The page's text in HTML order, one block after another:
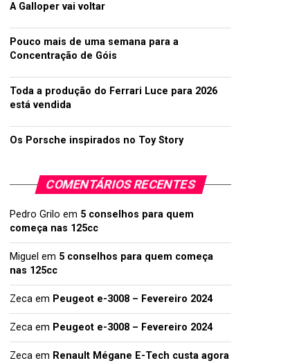
A Galloper vai voltar
Pouco mais de uma semana para a
Concentração de Góis
Toda a produção do Ferrari Luce para 2026
está vendida
Os Porsche inspirados no Toy Story
COMENTÁRIOS RECENTES
Pedro Grilo em 5 conselhos para quem
começa nas 125cc
Miguel em 5 conselhos para quem começa
nas 125cc
Zeca em Peugeot e-3008 – Fevereiro 2024
Zeca em Peugeot e-3008 – Fevereiro 2024
Zeca em Renault Mégane E-Tech custa agora